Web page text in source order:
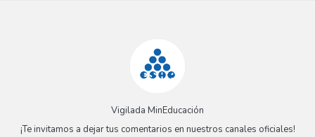
Vigilada MinEducación
¡Te invitamos a dejar tus comentarios en nuestros canales oficiales!